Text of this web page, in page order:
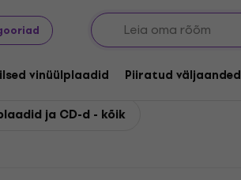
vinüülplaadid Piiratud väljaanded
ja CD-d - kõik